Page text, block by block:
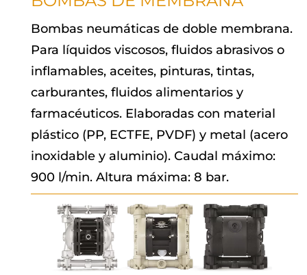
Bombas neumáticas de doble membrana.
Para líquidos viscosos, fluidos abrasivos o
inflamables, aceites, pinturas, tintas,
carburantes, fluidos alimentarios y
farmacéuticos. Elaboradas con material
plástico (PP, ECTFE, PVDF) y metal (acero
inoxidable y aluminio). Caudal máximo:
900 l/min. Altura máxima: 8 bar.